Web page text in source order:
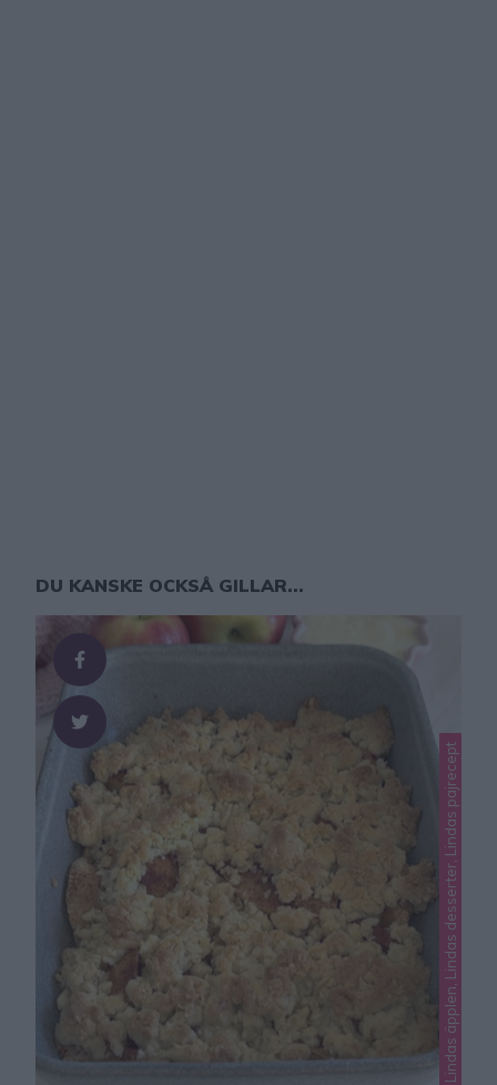
DU KANSKE OCKSÅ GILLAR...
Lindas äpplen, Lindas desserter, Lindas pajrecept